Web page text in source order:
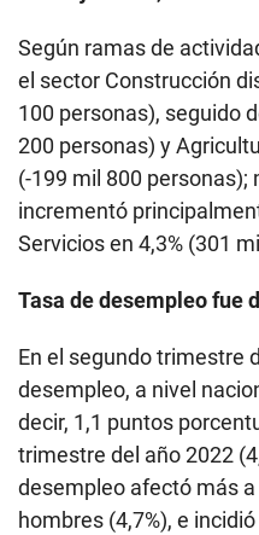
Según ramas de
el sector Construcción
100 personas), seguido
200 personas) y
(-199 mil 800 personas);
incrementó
Servicios en 4,3% (301
Tasa de desempleo fue
En el segundo trimestre
desempleo, a nivel
decir, 1,1 puntos
trimestre del año 2022
desempleo afectó más a
hombres (4,7%), e